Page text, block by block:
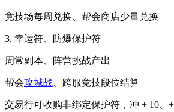
竞技场每周兑换、帮会商店少量兑换
3. 幸运符、防爆保护符
周常副本、阵营挑战产出
帮会攻城战 、跨服竞技段位结算
交易行可收购非绑定保护符，冲 + 10、